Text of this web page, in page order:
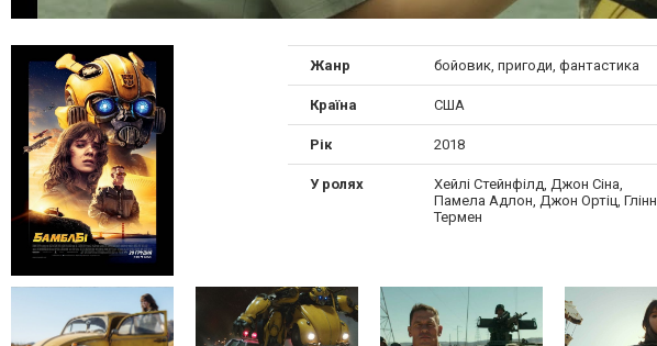
Жанр бойовик, пригоди, фантастика
Країна США
Рік 2018
У ролях
Хейлі Стейнфілд, Джон Сіна,
Памела Адлон, Джон Ортіц, Глінн
Термен